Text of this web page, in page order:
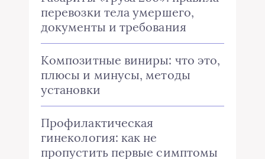
перевозки тела умершего,
документы и требования
Композитные виниры: что это,
плюсы и минусы, методы
установки
Профилактическая
гинекология: как не
пропустить первые симптомы